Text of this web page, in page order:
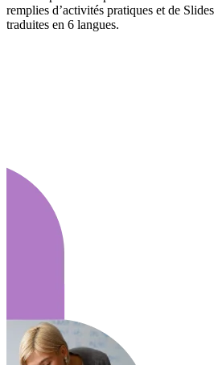
remplies d’activités pratiques et de
traduites en 6 langues.